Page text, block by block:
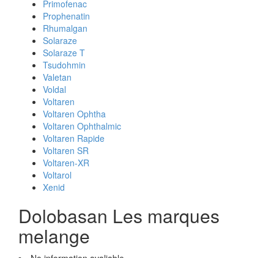
Primofenac
Prophenatin
Rhumalgan
Solaraze
Solaraze T
Tsudohmin
Valetan
Voldal
Voltaren
Voltaren Ophtha
Voltaren Ophthalmic
Voltaren Rapide
Voltaren SR
Voltaren-XR
Voltarol
Xenid
Dolobasan Les marques
melange